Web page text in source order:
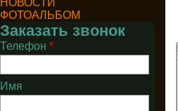
НОВОСТИ
ФОТОАЛЬБОМ
Заказать звонок
Телефон *
Имя